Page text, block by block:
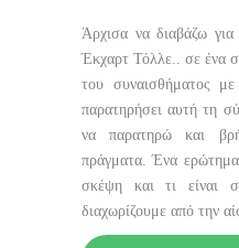
Άρχισα να διαβάζω
Έκχαρτ Τόλλε.. σε ένα
του συναισθήματος
παρατηρήσει αυτή τη
να παρατηρώ και
πράγματα. Ένα ερώτημα
σκέψη και τι είναι
διαχωρίζουμε από την